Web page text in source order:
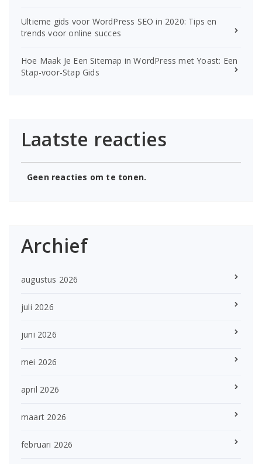
Ultieme gids voor WordPress SEO in 2020: Tips en
trends voor online succes
Hoe Maak Je Een Sitemap in WordPress met Yoast: Een
Stap-voor-Stap Gids
Laatste reacties
Geen reacties om te tonen.
Archief
augustus 2026
juli 2026
juni 2026
mei 2026
april 2026
maart 2026
februari 2026